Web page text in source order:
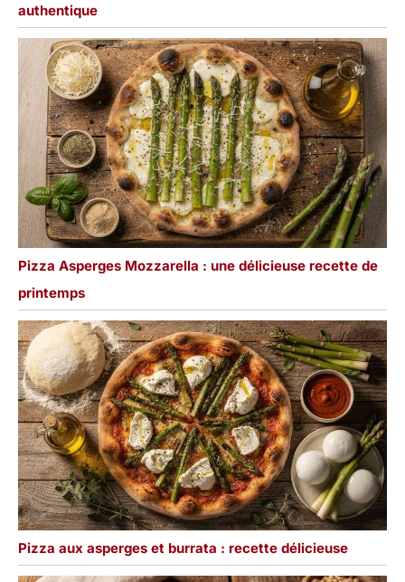
authentique
Pizza Asperges Mozzarella : une délicieuse recette de
printemps
Pizza aux asperges et burrata : recette délicieuse